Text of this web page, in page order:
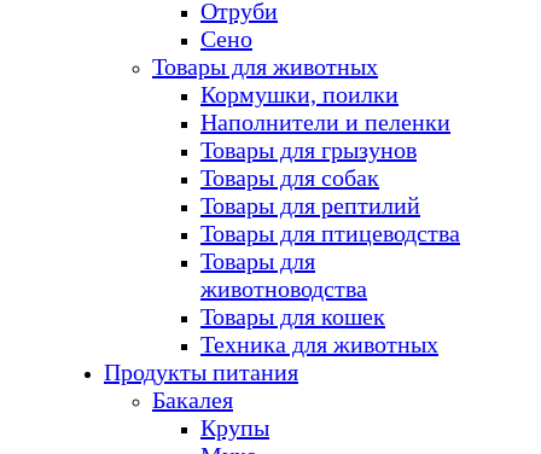
Отруби
Сено
Товары для животных
Кормушки, поилки
Наполнители и пеленки
Товары для грызунов
Товары для собак
Товары для рептилий
Товары для птицеводства
Товары для
животноводства
Товары для кошек
Техника для животных
Продукты питания
Бакалея
Крупы